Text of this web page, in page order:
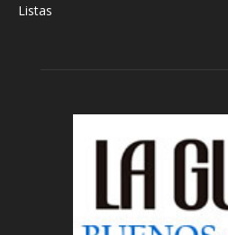
Listas